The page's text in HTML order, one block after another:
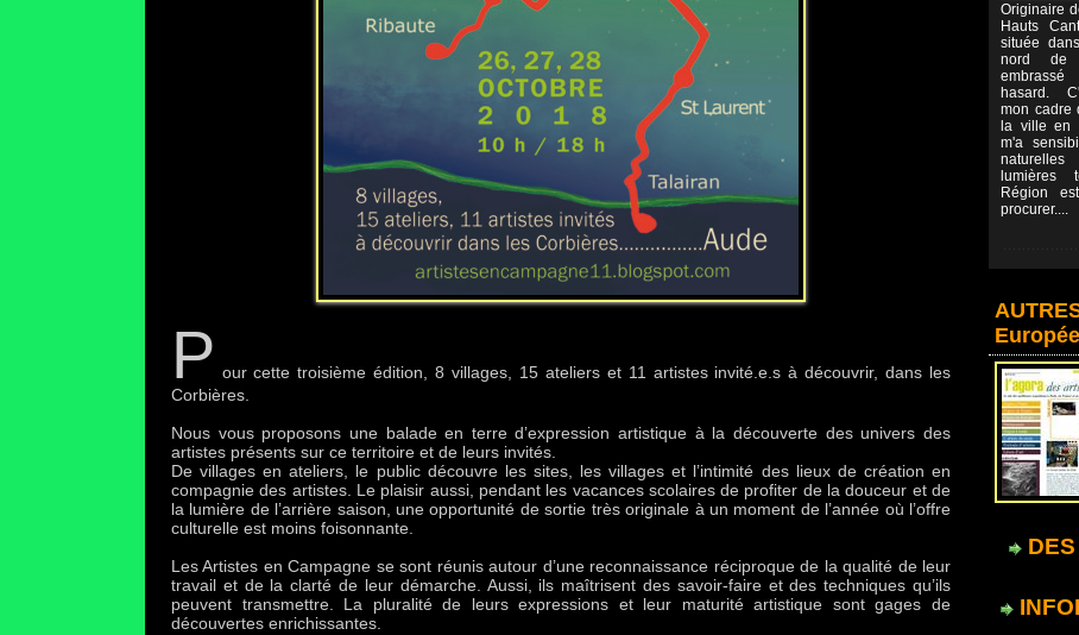
P our cette troisième édition, 8 villages, 15 ateliers et 11 artistes invité.e.s à découvrir, dans les
Corbières.
Nous vous proposons une balade en terre d’expression artistique à la découverte des univers des
artistes présents sur ce territoire et de leurs invités.
De villages en ateliers, le public découvre les sites, les villages et l’intimité des lieux de création en
compagnie des artistes. Le plaisir aussi, pendant les vacances scolaires de profiter de la douceur et de
la lumière de l’arrière saison, une opportunité de sortie très originale à un moment de l’année où l’offre
culturelle est moins foisonnante.
Les Artistes en Campagne se sont réunis autour d’une reconnaissance réciproque de la qualité de leur
travail et de la clarté de leur démarche. Aussi, ils maîtrisent des savoir-faire et des techniques qu’ils
peuvent transmettre. La pluralité de leurs expressions et leur maturité artistique sont gages de
découvertes enrichissantes.
Originaire
Hauts
située
nord de
hasard.
mon cadre
la ville en
m'a
lumières
Région
procurer....